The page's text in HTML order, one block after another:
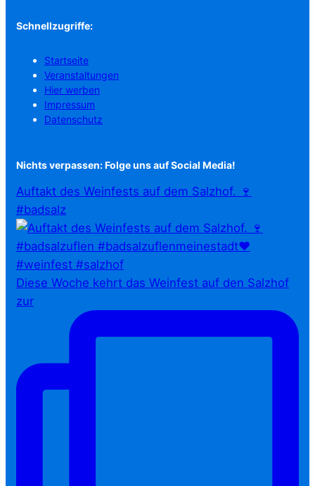
Schnellzugriffe:
Startseite
Veranstaltungen
Hier werben
Impressum
Datenschutz
Nichts verpassen: Folge uns auf Social Media!
Auftakt des Weinfests auf dem Salzhof. 🍷
#badsalz
Diese Woche kehrt das Weinfest auf den Salzhof
zur